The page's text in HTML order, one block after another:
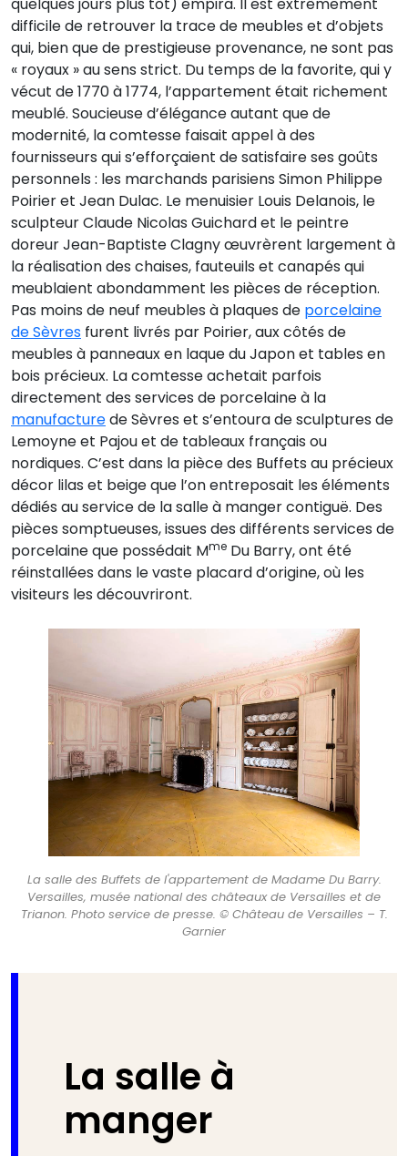
difficile de retrouver la trace de meubles et d’objets
qui, bien que de prestigieuse provenance, ne sont pas
« royaux » au sens strict. Du temps de la favorite, qui y
vécut de 1770 à 1774, l’appartement était richement
meublé. Soucieuse d’élégance autant que de
modernité, la comtesse faisait appel à des
fournisseurs qui s’efforçaient de satisfaire ses goûts
personnels : les marchands parisiens Simon Philippe
Poirier et Jean Dulac. Le menuisier Louis Delanois, le
sculpteur Claude Nicolas Guichard et le peintre
doreur Jean-Baptiste Clagny œuvrèrent largement à
la réalisation des chaises, fauteuils et canapés qui
meublaient abondamment les pièces de réception.
Pas moins de neuf meubles à plaques de porcelaine
de Sèvres furent livrés par Poirier, aux côtés de
meubles à panneaux en laque du Japon et tables en
bois précieux. La comtesse achetait parfois
directement des services de porcelaine à la
manufacturede Sèvres et s’entoura de sculptures de
Lemoyne et Pajou et de tableaux français ou
nordiques. C’est dans la pièce des Buffets au précieux
décor lilas et beige que l’on entreposait les éléments
dédiés au service de la salle à manger contiguë. Des
pièces somptueuses, issues des différents services de
porcelaine que possédait Mme Du Barry, ont été
réinstallées dans le vaste placard d’origine, où les
visiteurs les découvriront.
La salle des Buffets de l'appartement de Madame Du Barry.
Versailles, musée national des châteaux de Versailles et de
Trianon. Photo service de presse. © Château de Versailles – T.
Garnier
La salle à
manger